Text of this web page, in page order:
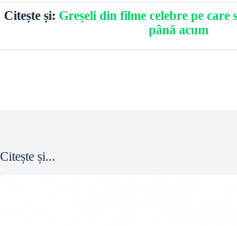
Citește și: Greșeli din filme celebre pe care
până acum
Citește și...